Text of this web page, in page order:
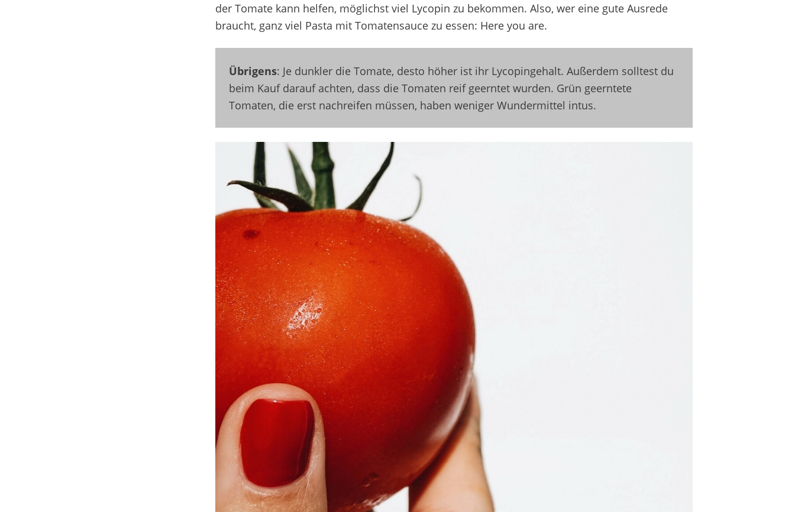
der Tomate kann helfen, möglichst viel Lycopin zu bekommen. Also, wer eine gute Ausrede
braucht, ganz viel Pasta mit Tomatensauce zu essen: Here you are.
Übrigens: Je dunkler die Tomate, desto höher ist ihr Lycopingehalt. Außerdem solltest du
beim Kauf darauf achten, dass die Tomaten reif geerntet wurden. Grün geerntete
Tomaten, die erst nachreifen müssen, haben weniger Wundermittel intus.